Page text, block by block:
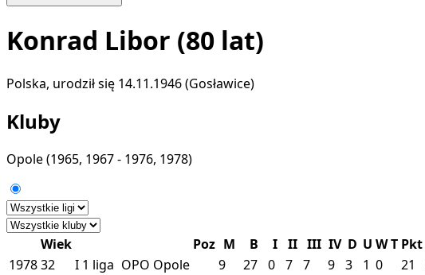
Konrad Libor (80 lat)
Polska, urodził się 14.11.1946 (Gosławice)
Kluby
Opole(1965, 1967 - 1976, 1978)
Wiek Poz M B I II III IV D U WT Pkt
197832 I 1 liga OPO Opole 9 27 0 7 7 9 3 1 0 21